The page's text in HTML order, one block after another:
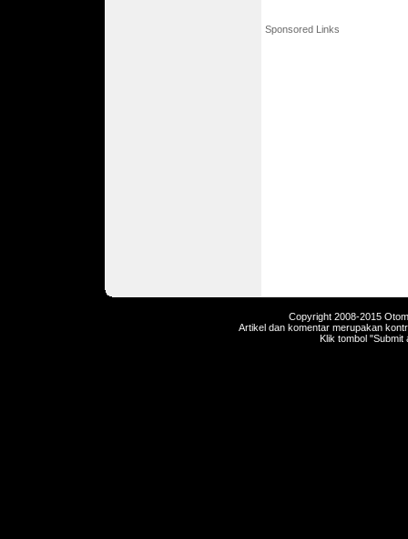
Sponsored Links
Copyright 2008-2015
Artikel dan komentar merupakan
Klik tombol